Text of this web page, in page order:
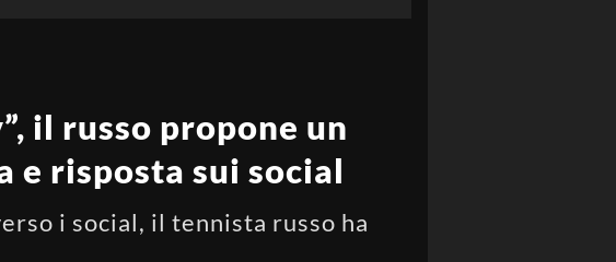
il russo propone un
e risposta sui social
i social, il tennista russo ha